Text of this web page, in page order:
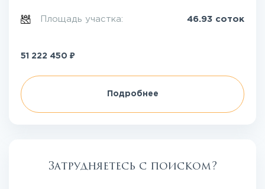
Площадь участка: 46.93 соток
51 222 450 ₽
Подробнее
Затрудняетесь с поиском?